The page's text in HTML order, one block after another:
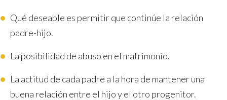
Qué deseable es permitir que continúe la relación
padre-hijo.
La posibilidad de abuso en el matrimonio.
La actitud de cada padre a la hora de mantener una
buena relación entre el hijo y el otro progenitor.